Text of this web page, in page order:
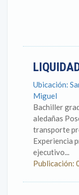
Ubicación:
Miguel
Bachiller
aledañas
transporte
Experiencia
ejecutivo...
Publicación: